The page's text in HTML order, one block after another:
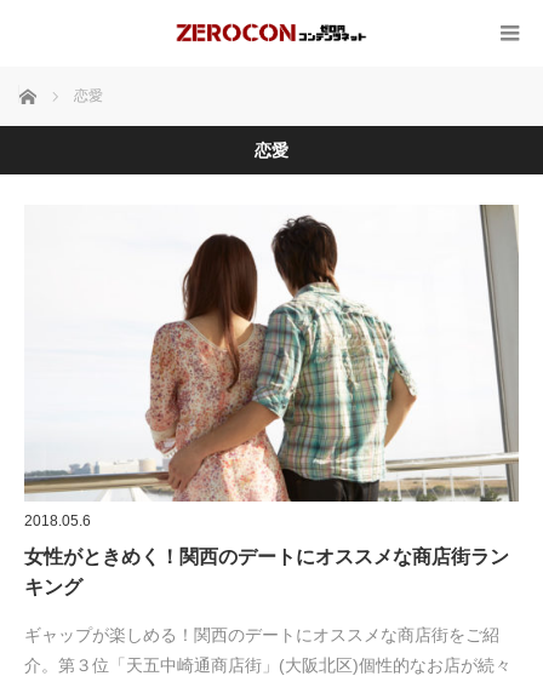
ホーム 恋愛
恋愛
2018.05.6
女性がときめく！関西のデートにオススメな商店街ラン
キング
ギャップが楽しめる！関西のデートにオススメな商店街をご紹
介。第３位「天五中崎通商店街」(大阪北区)個性的なお店が続々